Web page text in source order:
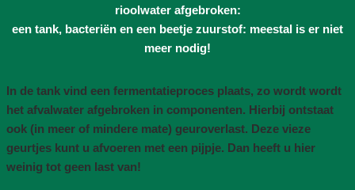
rioolwater afgebroken:
een tank, bacteriën en een beetje zuurstof: meestal is er niet
meer nodig!
In de tank vind een fermentatieproces plaats, zo wordt wordt
het afvalwater afgebroken in componenten. Hierbij ontstaat
ook (in meer of mindere mate) geuroverlast. Deze vieze
geurtjes kunt u afvoeren met een pijpje. Dan heeft u hier
weinig tot geen last van!